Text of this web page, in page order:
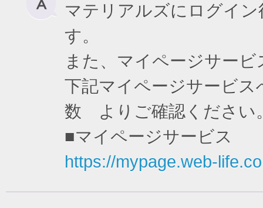
マテリアルズにログイ
す。
また、マイページサー
下記マイページサービ
数 よりご確認ください
■マイページサービス
https://mypage.web-